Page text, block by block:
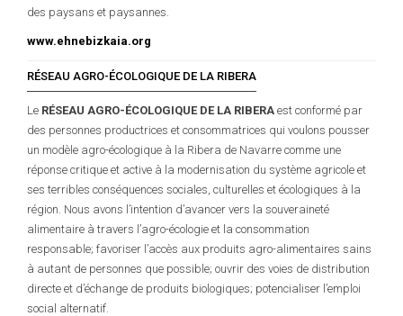
des paysans et paysannes.
www.ehnebizkaia.org
RÉSEAU AGRO-ÉCOLOGIQUE DE LA RIBERA
Le RÉSEAU AGRO-ÉCOLOGIQUE DE LA RIBERA est conformé par
des personnes productrices et consommatrices qui voulons pousser
un modèle agro-écologique à la Ribera de Navarre comme une
réponse critique et active à la modernisation du système agricole et
ses terribles conséquences sociales, culturelles et écologiques à la
région. Nous avons l’intention d’avancer vers la souveraineté
alimentaire à travers l’agro-écologie et la consommation
responsable; favoriser l’accès aux produits agro-alimentaires sains
à autant de personnes que possible; ouvrir des voies de distribution
directe et d’échange de produits biologiques; potencialiser l’emploi
social alternatif.